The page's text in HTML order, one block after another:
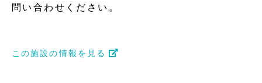
問い合わせください。
この施設の情報を見る